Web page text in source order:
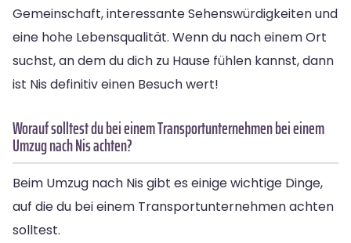
Gemeinschaft, interessante Sehenswürdigkeiten und
eine hohe Lebensqualität. Wenn du nach einem Ort
suchst, an dem du dich zu Hause fühlen kannst, dann
ist Nis definitiv einen Besuch wert!
Worauf solltest du bei einem Transportunternehmen bei einem
Umzug nach Nis achten?
Beim Umzug nach Nis gibt es einige wichtige Dinge,
auf die du bei einem Transportunternehmen achten
solltest.